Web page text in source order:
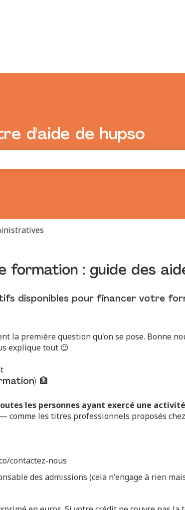
d'aide de hupso
formation : guide des
disponibles pour financer votre
la première question qu'on se pose. Bonne
explique tout 😉
🏦
les personnes ayant exercé une
les titres professionnels proposés
contactez-nous
des admissions (cela n'engage à rien